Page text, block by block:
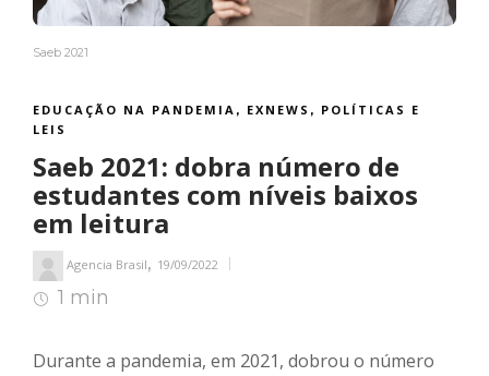
Saeb 2021
EDUCAÇÃO NA PANDEMIA , EXNEWS , POLÍTICAS E
LEIS
Saeb 2021: dobra número de
estudantes com níveis baixos
em leitura
Agencia Brasil, 19/09/2022
1 min
Durante a pandemia, em 2021, dobrou o número